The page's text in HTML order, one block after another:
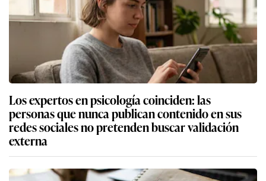
Los expertos en psicología coinciden: las
personas que nunca publican contenido en sus
redes sociales no pretenden buscar validación
externa